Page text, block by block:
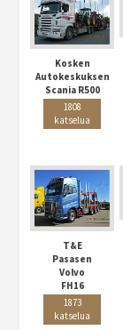
Kosken
Autokeskuksen
Scania R500
1808
katselua
T&E
Pasasen
Volvo
FH16
1873
katselua